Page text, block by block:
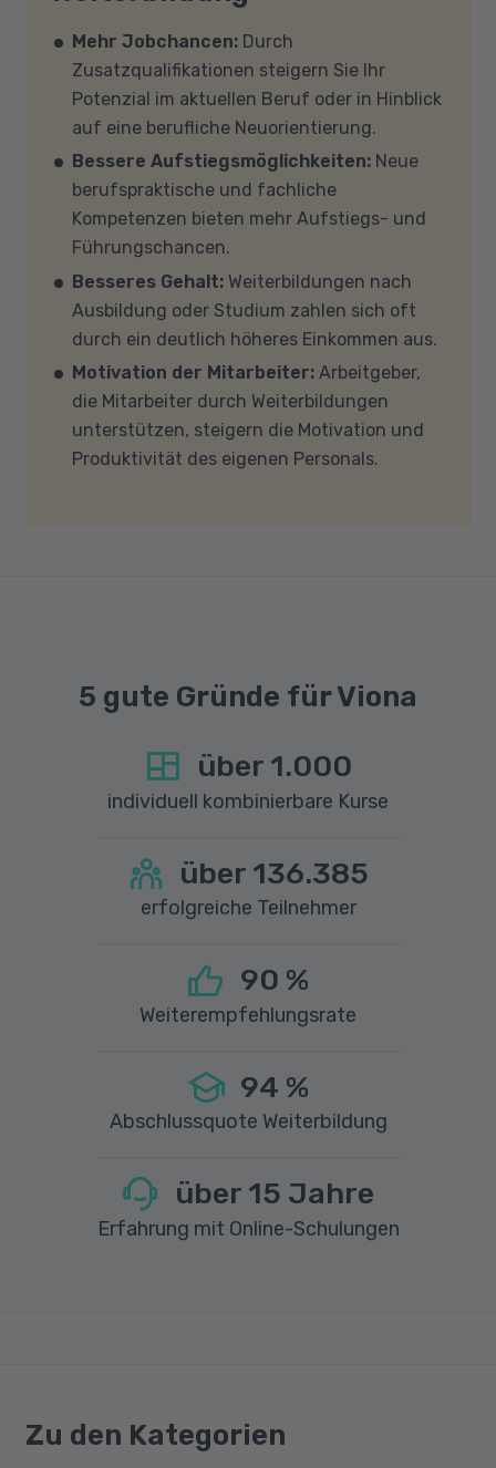
Voraussetzungen für eine Förderung erfüllen?
Auf unserer Info-SeiteWelche Förderung ist
für mich die richtige? stellen wir Ihnen
verschiedene Fördermöglichkeiten vor. Sehr
gerne beraten wir Sie auch in einem
persönlichen Gespräch zu diesem Thema.
Verfügung. Falls Sie von zu Hause aus
teilnehmen (mit Zustimmung Ihres
Kostenträgers), sprechen Sie uns an, in den
meisten Fällen können wir Ihnen Leih-
Equipment zur Verfügung stellen. Sollten Sie
mit Ihren eigenen Geräten am Unterricht
teilnehmen, empfehlen wir PCs oder Laptops
mit Windows 10 oder Windows 11, mindestens 8
GB Arbeitsspeicher (RAM) und einem aktuellen
Mehrkern-Prozessor (CPU). Der Unterricht
findet in Microsoft Teams statt. Bitte achten
Sie darauf, dass Ihre Sicherheitsprogramme
und -einstellungen (Anti-Viren-Programme,
Firewalls etc.) die Verbindung mit MS Teams
nicht blockieren. Bitte beachten Sie außerdem,
dass für eine reibungslose Übertragung eine
Mehr Jobchancen: Durch
Zusatzqualifikationen steigern Sie Ihr
Potenzial im aktuellen Beruf oder in Hinblick
auf eine berufliche Neuorientierung.
Bessere Aufstiegsmöglichkeiten: Neue
berufspraktische und fachliche
Kompetenzen bieten mehr Aufstiegs- und
Führungschancen.
Besseres Gehalt: Weiterbildungen nach
Ausbildung oder Studium zahlen sich oft
durch ein deutlich höheres Einkommen aus.
Motivation der Mitarbeiter: Arbeitgeber,
die Mitarbeiter durch Weiterbildungen
unterstützen, steigern die Motivation und
Produktivität des eigenen Personals.
5 gute Gründe für Viona
über 1.000
individuell kombinierbare Kurse
über 136.385
erfolgreiche Teilnehmer
90 %
Weiterempfehlungsrate
94 %
Abschlussquote Weiterbildung
über 15 Jahre
Erfahrung mit Online-Schulungen
Zu den Kategorien